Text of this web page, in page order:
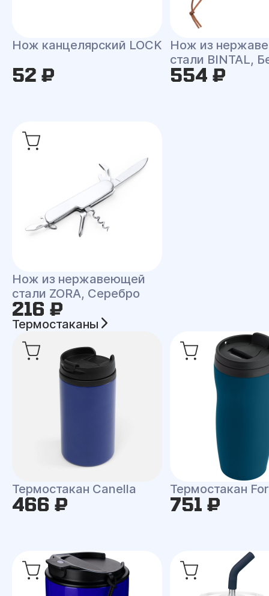
Нож канцелярский LOCK
52 ₽
Нож из
стали BINTAL,
554 ₽
Нож из нержавеющей
стали ZORA, Серебро
216 ₽
Термостаканы
Термостакан Canella
466 ₽
Термостакан
751 ₽